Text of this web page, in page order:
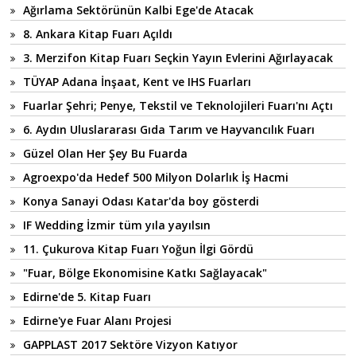
Ağırlama Sektörünün Kalbi Ege'de Atacak
8. Ankara Kitap Fuarı Açıldı
3. Merzifon Kitap Fuarı Seçkin Yayın Evlerini Ağırlayacak
TÜYAP Adana İnşaat, Kent ve IHS Fuarları
Fuarlar Şehri; Penye, Tekstil ve Teknolojileri Fuarı'nı Açtı
6. Aydın Uluslararası Gıda Tarım ve Hayvancılık Fuarı
Güzel Olan Her Şey Bu Fuarda
Agroexpo'da Hedef 500 Milyon Dolarlık İş Hacmi
Konya Sanayi Odası Katar'da boy gösterdi
IF Wedding İzmir tüm yıla yayılsın
11. Çukurova Kitap Fuarı Yoğun İlgi Gördü
"Fuar, Bölge Ekonomisine Katkı Sağlayacak"
Edirne'de 5. Kitap Fuarı
Edirne'ye Fuar Alanı Projesi
GAPPLAST 2017 Sektöre Vizyon Katıyor